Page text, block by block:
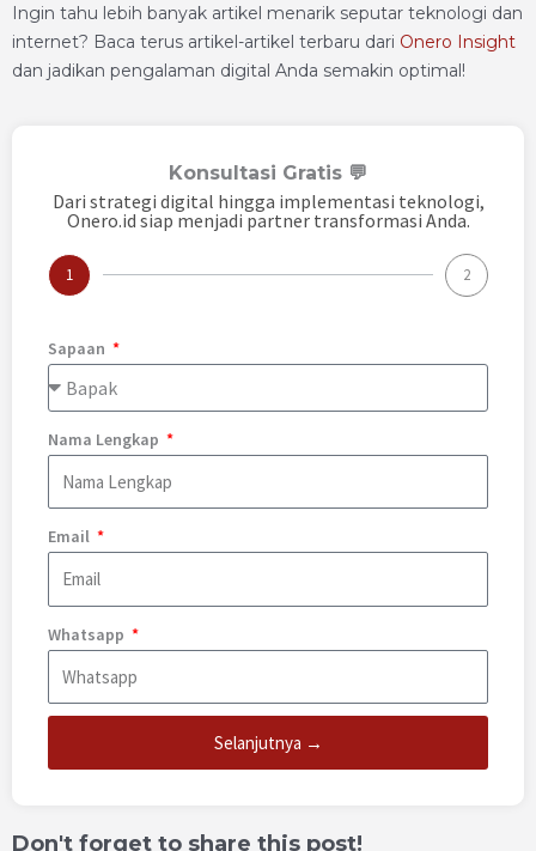
Ingin tahu lebih banyak artikel menarik seputar teknologi dan
internet? Baca terus artikel-artikel terbaru dari Onero Insight
dan jadikan pengalaman digital Anda semakin optimal!
Konsultasi Gratis 💬
Dari strategi digital hingga implementasi teknologi,
Onero.id siap menjadi partner transformasi Anda.
1 2
Sapaan
Nama Lengkap
Email
Whatsapp
Selanjutnya →
Don't forget to share this post!